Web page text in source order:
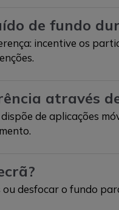
de fundo
incentive os
através
de aplicações
desfocar o fundo